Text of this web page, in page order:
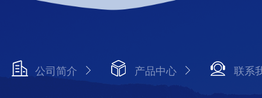
公司简介 产品中心 联系